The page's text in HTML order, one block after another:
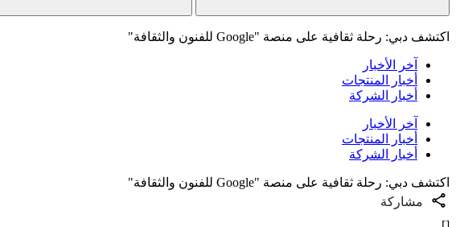
اكتشف دبي: رحلة ثقافية على منصة "Google للفنون والثقافة"
آخر الأخبار
أخبار المنتجات
أخبار الشركة
آخر الأخبار
أخبار المنتجات
أخبار الشركة
اكتشف دبي: رحلة ثقافية على منصة "Google للفنون والثقافة"
مشاركة